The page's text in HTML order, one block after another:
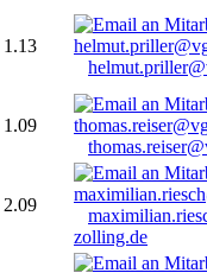
1.13
1.09
2.09
zolling.de